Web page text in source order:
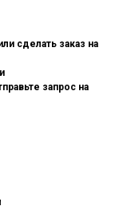
сделать заказ на
запрос на